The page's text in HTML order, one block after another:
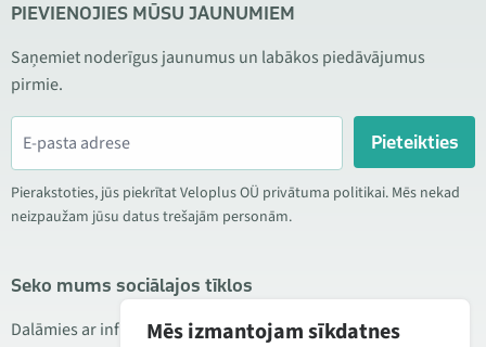
PIEVIENOJIES MŪSU JAUNUMIEM
Saņemiet noderīgus jaunumus un labākos piedāvājumus
pirmie.
Pieteikties
Pierakstoties, jūs piekrītat Veloplus OÜ privātuma politikai. Mēs nekad
neizpaužam jūsu datus trešajām personām.
Seko mums sociālajos tīklos
Dalāmies ar informāciju par izdevīgām akcijām, jauniem
Mēs izmantojam sīkdatnes